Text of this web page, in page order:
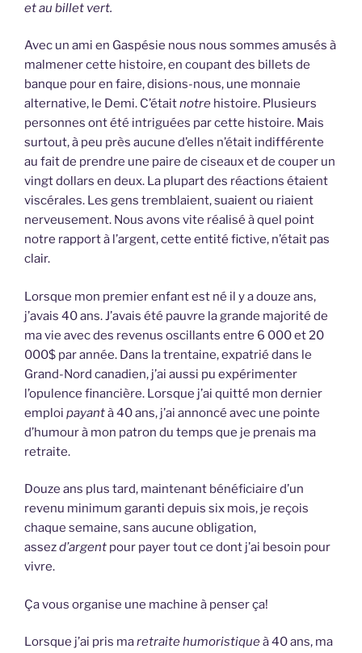
et au billet vert.
Avec un ami en Gaspésie nous nous sommes amusés à
malmener cette histoire, en coupant des billets de
banque pour en faire, disions-nous, une monnaie
alternative, le Demi. C’étaitnotre histoire. Plusieurs
personnes ont été intriguées par cette histoire. Mais
surtout, à peu près aucune d’elles n’était indifférente
au fait de prendre une paire de ciseaux et de couper un
vingt dollars en deux. La plupart des réactions étaient
viscérales. Les gens tremblaient, suaient ou riaient
nerveusement. Nous avons vite réalisé à quel point
notre rapport à l’argent, cette entité fictive, n’était pas
clair.
Lorsque mon premier enfant est né il y a douze ans,
j’avais 40 ans. J’avais été pauvre la grande majorité de
ma vie avec des revenus oscillants entre 6 000 et 20
000$ par année. Dans la trentaine, expatrié dans le
Grand-Nord canadien, j’ai aussi pu expérimenter
l’opulence financière. Lorsque j’ai quitté mon dernier
emploi payantà 40 ans, j’ai annoncé avec une pointe
d’humour à mon patron du temps que je prenais ma
retraite.
Douze ans plus tard, maintenant bénéficiaire d’un
revenu minimum garanti depuis six mois, je reçois
chaque semaine, sans aucune obligation,
assezd’argent pour payer tout ce dont j’ai besoin pour
vivre.
Ça vous organise une machine à penser ça!
Lorsque j’ai pris maretraite humoristiqueà 40 ans, ma